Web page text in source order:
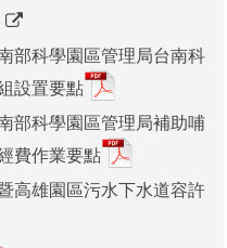
政策
享
部科學園區管理局台南科
設置要點
部科學園區管理局補助哺
費作業要點
高雄園區污水下水道容許